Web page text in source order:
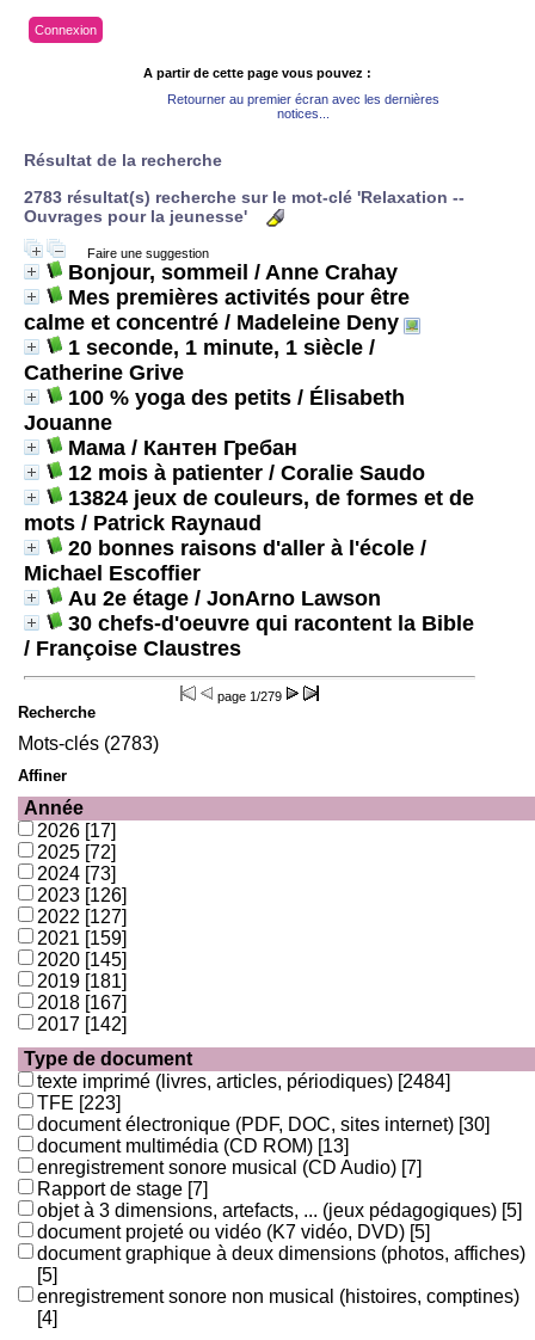
Connexion
A partir de cette page vous pouvez :
Retourner au premier écran avec les dernières
notices...
Résultat de la recherche
2783 résultat(s) recherche sur le mot-clé 'Relaxation --
Ouvrages pour la jeunesse'
Faire une suggestion
Bonjour, sommeil / Anne Crahay
Mes premières activités pour être
calme et concentré / Madeleine Deny
1 seconde, 1 minute, 1 siècle /
Catherine Grive
100 % yoga des petits / Élisabeth
Jouanne
Мама / Кантен Гребан
12 mois à patienter / Coralie Saudo
13824 jeux de couleurs, de formes et de
mots / Patrick Raynaud
20 bonnes raisons d'aller à l'école /
Michael Escoffier
Au 2e étage / JonArno Lawson
30 chefs-d'oeuvre qui racontent la Bible
/ Françoise Claustres
page 1/279
Recherche
Mots-clés (2783)
Affiner
Année
2026 [17]
2025 [72]
2024 [73]
2023 [126]
2022 [127]
2021 [159]
2020 [145]
2019 [181]
2018 [167]
2017 [142]
Type de document
texte imprimé (livres, articles, périodiques) [2484]
TFE [223]
document électronique (PDF, DOC, sites internet) [30]
document multimédia (CD ROM) [13]
enregistrement sonore musical (CD Audio) [7]
Rapport de stage [7]
objet à 3 dimensions, artefacts, ... (jeux pédagogiques) [5]
document projeté ou vidéo (K7 vidéo, DVD) [5]
document graphique à deux dimensions (photos, affiches)
[5]
enregistrement sonore non musical (histoires, comptines)
[4]